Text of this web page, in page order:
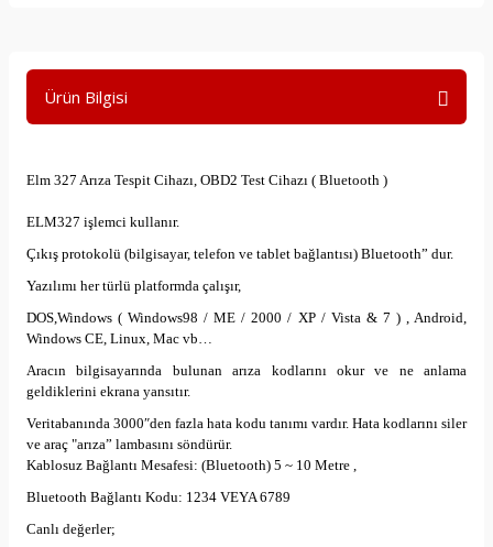
Ürün Bilgisi
Elm 327 Arıza Tespit Cihazı, OBD2 Test Cihazı ( Bluetooth )
ELM327 işlemci kullanır.
Çıkış protokolü (bilgisayar, telefon ve tablet bağlantısı) Bluetooth” dur.
Yazılımı her türlü platformda çalışır,
DOS,Windows ( Windows98 / ME / 2000 / XP / Vista & 7 ) , Android,
Windows CE, Linux, Mac vb…
Aracın bilgisayarında bulunan arıza kodlarını okur ve ne anlama
geldiklerini ekrana yansıtır.
Veritabanında 3000″den fazla hata kodu tanımı vardır. Hata kodlarını siler
ve araç "arıza” lambasını söndürür.
Kablosuz Bağlantı Mesafesi: (Bluetooth) 5 ~ 10 Metre ,
Bluetooth Bağlantı Kodu: 1234 VEYA 6789
Canlı değerler;